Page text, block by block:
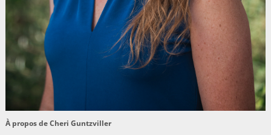
À propos de Cheri Guntzviller